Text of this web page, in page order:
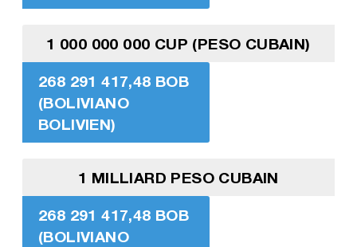
1 000 000 000 CUP (PESO CUBAIN)
268 291 417,48 BOB
(BOLIVIANO
BOLIVIEN)
1 MILLIARD PESO CUBAIN
268 291 417,48 BOB
(BOLIVIANO